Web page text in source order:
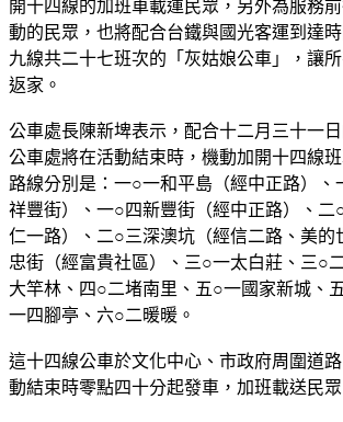
開十四線的加班車載運民眾，另外為服務
動的民眾，也將配合台鐵與國光客運到達
九線共二十七班次的「灰姑娘公車」，讓
返家。
公車處長陳新埤表示，配合十二月三十一
公車處將在活動結束時，機動加開十四線
路線分別是：一○一和平島（經中正路）、
祥豐街）、一○四新豐街（經中正路）、二
仁一路）、二○三深澳坑（經信二路、美的
忠街（經富貴社區）、三○一太白莊、三○
大竿林、四○二堵南里、五○一國家新城、
一四腳亭、六○二暖暖。
這十四線公車於文化中心、市政府周圍道
動結束時零點四十分起發車，加班載送民